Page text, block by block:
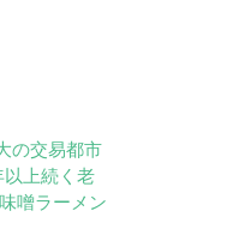
の交易都市
以上続く老
噌ラーメン